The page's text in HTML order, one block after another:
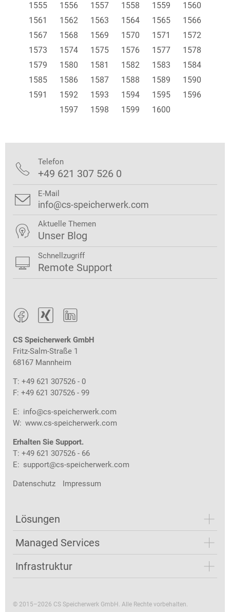
1555
1556 1557 1558 1559
1560
1561
1562 1563 1564 1565
1566
1567
1568 1569 1570 1571
1572
1573
1574 1575 1576 1577
1578
1579
1580 1581 1582 1583
1584
1585
1586 1587 1588 1589
1590
1591
1592 1593 1594 1595
1596
1597
1598 1599 1600
  
CS Speicherwerk GmbH
Fritz-Salm-Straße 1
68167 Mannheim
T: +49 621 307526 - 0
F: +49 621 307526 - 99
E: info@cs-speicherwerk.com
W: www.cs-speicherwerk.com
Erhalten Sie Support.
T: +49 621 307526 - 66
E: support@cs-speicherwerk.com
Datenschutz Impressum
Lösungen
Managed Services
Infrastruktur
 Telefon
+49 621 307 526 0
 E-Mail
info@cs-speicherwerk.com
 Aktuelle Themen
Unser Blog
 Schnellzugriff
Remote Support
© 2015–2026 CS Speicherwerk GmbH. Alle Rechte vorbehalten.